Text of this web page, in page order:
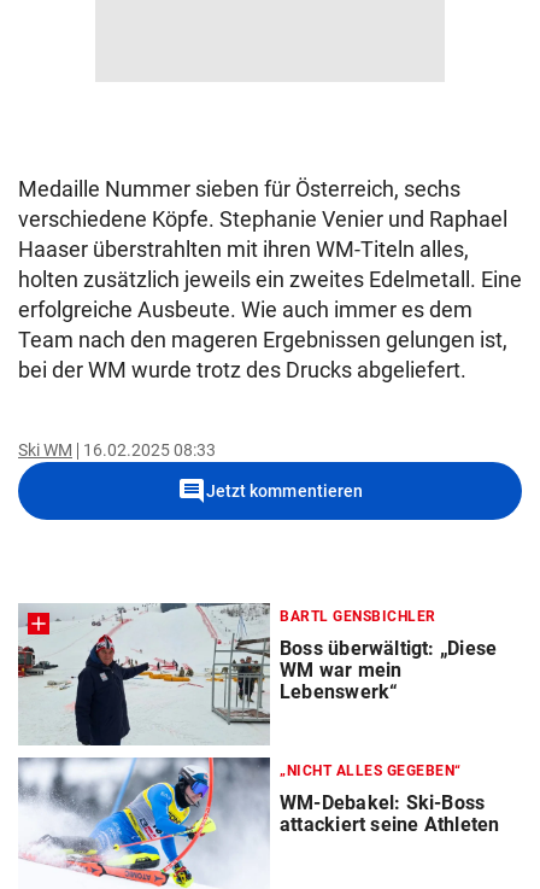
Medaille Nummer sieben für Österreich, sechs
verschiedene Köpfe. Stephanie Venier und Raphael
Haaser überstrahlten mit ihren WM-Titeln alles,
holten zusätzlich jeweils ein zweites Edelmetall. Eine
erfolgreiche Ausbeute. Wie auch immer es dem
Team nach den mageren Ergebnissen gelungen ist,
bei der WM wurde trotz des Drucks abgeliefert.
Ski WM 16.02.2025 08:33
commentJetzt kommentieren
BARTL GENSBICHLER
Boss überwältigt: „Diese
WM war mein
Lebenswerk“
„NICHT ALLES GEGEBEN“
WM-Debakel: Ski-Boss
attackiert seine Athleten